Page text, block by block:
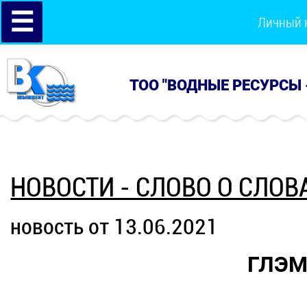
☰ Личный
ТОО "ВОДНЫЕ РЕСУРСЫ
НОВОСТИ - СЛОВО О
новость от 13.06.2021